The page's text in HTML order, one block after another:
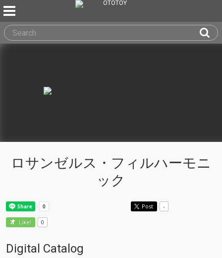
ロサンゼルス・フィルハーモニ
ック
Post -
Like! 0
Digital Catalog